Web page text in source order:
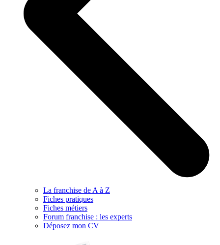
La franchise de A à Z
Fiches pratiques
Fiches métiers
Forum franchise : les experts
Déposez mon CV